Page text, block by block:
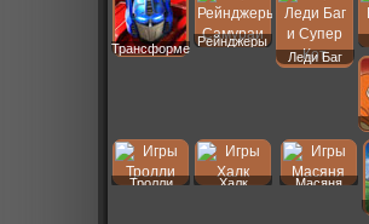
Трансформеры
Рейнджеры
Леди Баг
Тролли Халк
Масяня